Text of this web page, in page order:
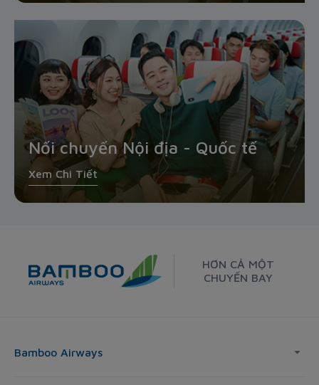
Nối chuyến Nội địa - Quốc tế
Xem Chi Tiết
HƠN CẢ MỘT
CHUYẾN BAY
Bamboo Airways